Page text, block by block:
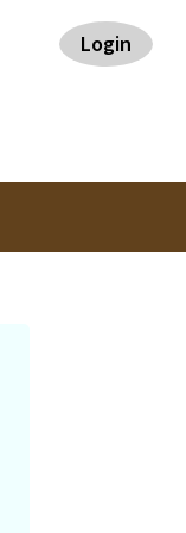
Login